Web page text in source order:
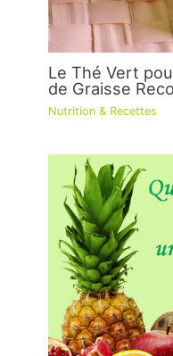
Le Thé Vert
de Graisse
Nutrition & Recettes